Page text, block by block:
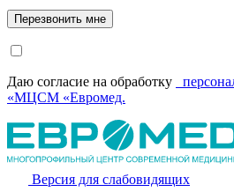
Даю согласие на обработку
«МЦСМ «Евромед.
Версия для слабовидящих